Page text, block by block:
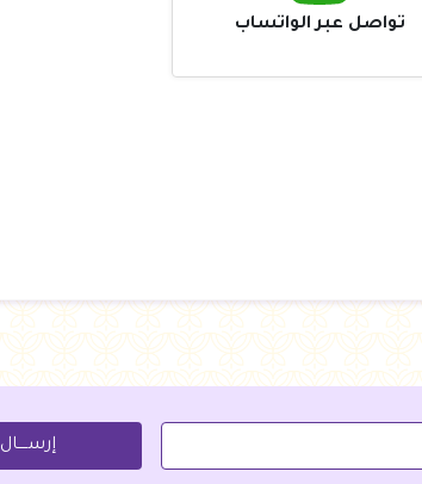
تواصل عبر الواتساب
إرســــال